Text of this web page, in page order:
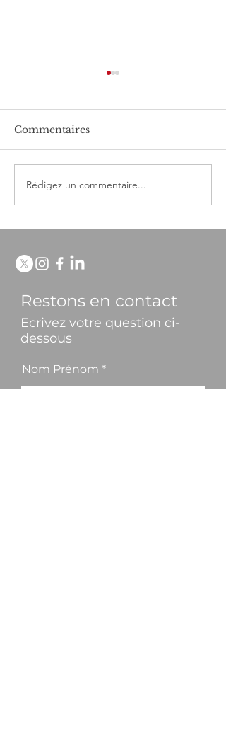
Edito du mois de juin
Commentaires
Rédigez un commentaire...
Restons en contact
Ecrivez votre question ci-
dessous
Nom Prénom